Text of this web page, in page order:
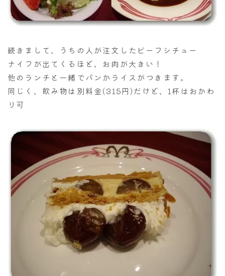
続きまして、うちの人が注文したビーフシチュー
ナイフが出てくるほど、お肉が大きい！
他のランチと一緒でパンかライスがつきます。
同じく、飲み物は別料金(315円)だけど、1杯はおかわ
り可